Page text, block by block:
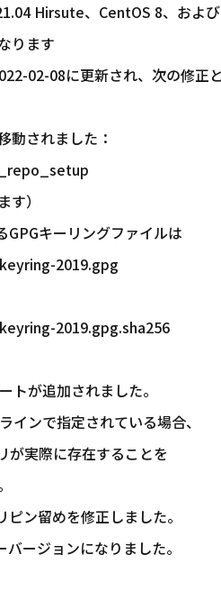
Hirsute、CentOS 8、および
ります
02-08に更新され、次の修正
されました：
）
キーリングファイルは
2019.gpg
2019.gpg.sha256
が追加されました。
ンで指定されている場合、
実際に存在することを
ン留めを修正しました。
ージョンになりました。